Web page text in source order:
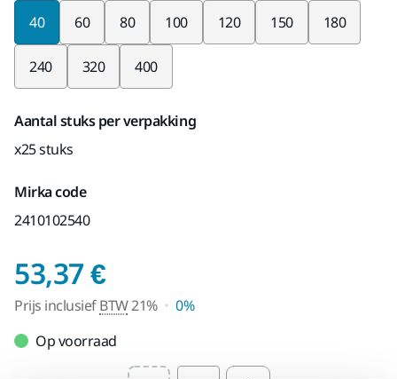
40 60 80 100 120 150 180
240 320 400
Aantal stuks per verpakking
x25 stuks
Mirka code
2410102540
53,37 €Prijs inclusief BTW
Prijs inclusiefBTW21%
0%
Op voorraad